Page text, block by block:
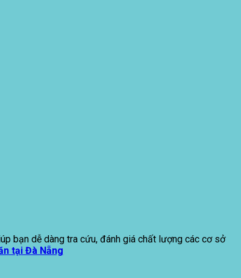
bạn dễ dàng tra cứu, đánh giá chất lượng các cơ sở